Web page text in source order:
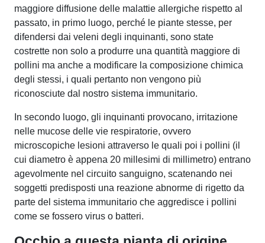
maggiore diffusione delle malattie allergiche rispetto al
passato, in primo luogo, perché le piante stesse, per
difendersi dai veleni degli inquinanti, sono state
costrette non solo a produrre una quantità maggiore di
pollini ma anche a modificare la composizione chimica
degli stessi, i quali pertanto non vengono più
riconosciute dal nostro sistema immunitario.
In secondo luogo, gli inquinanti provocano, irritazione
nelle mucose delle vie respiratorie, ovvero
microscopiche lesioni attraverso le quali poi i pollini (il
cui diametro è appena 20 millesimi di millimetro) entrano
agevolmente nel circuito sanguigno, scatenando nei
soggetti predisposti una reazione abnorme di rigetto da
parte del sistema immunitario che aggredisce i pollini
come se fossero virus o batteri.